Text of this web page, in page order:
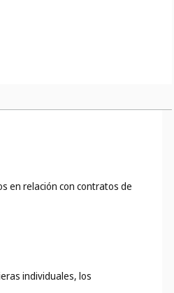
en relación con contratos de
individuales, los